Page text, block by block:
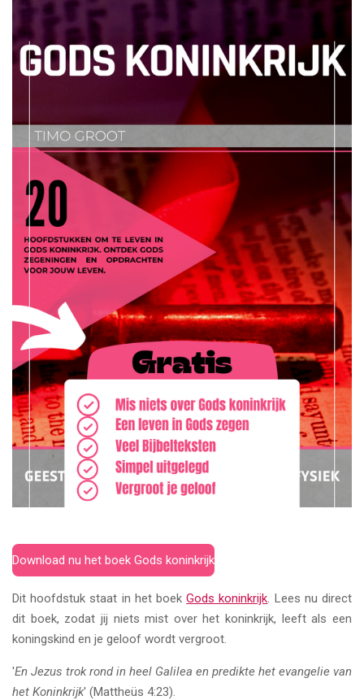
Download nu het boek Gods koninkrijk
Dit hoofdstuk staat in het boekGods koninkrijk. Lees nu direct
dit boek, zodat jij niets mist over het koninkrijk, leeft als een
koningskind en je geloof wordt vergroot.
'En Jezus trok rond in heel Galilea en predikte het evangelie van
het Koninkrijk' (Mattheüs 4:23).